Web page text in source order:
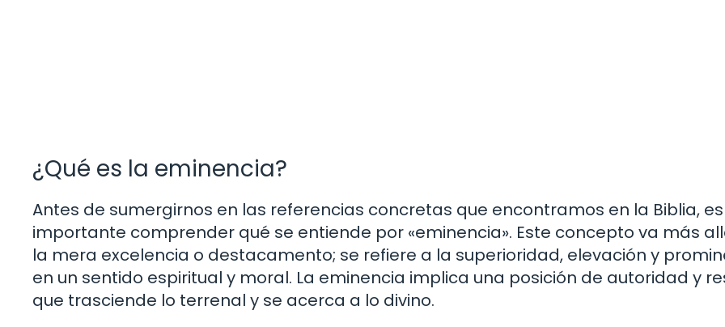
¿Qué es la eminencia?
Antes de sumergirnos en las referencias concretas que encontramos en la Biblia, es
importante comprender qué se entiende por «eminencia». Este concepto va más
la mera excelencia o destacamento; se refiere a la superioridad, elevación y
en un sentido espiritual y moral. La eminencia implica una posición de autoridad y
que trasciende lo terrenal y se acerca a lo divino.